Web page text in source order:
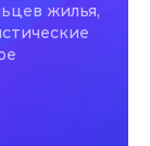
жилья,